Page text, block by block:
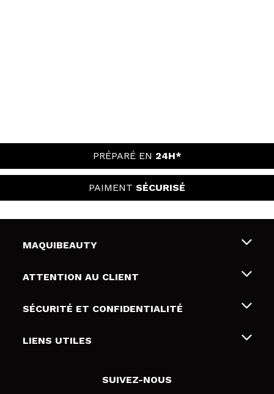
PRÉPARÉ EN 24H*
PAIMENT SÉCURISÉ
MAQUIBEAUTY
Qui sommes nous
Cartes-cadeaux
ATTENTION AU CLIENT
Livraison & retour
Modes de paiement
SÉCURITÉ ET CONFIDENTIALITÉ
Conditions et confidentialité
LIENS UTILES
SUIVEZ-NOUS